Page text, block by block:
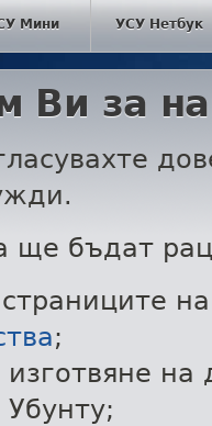
Мини УСУ Нетбук
Ви за
ще бъдат
;